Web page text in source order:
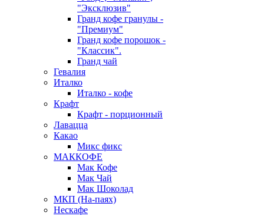
"Эксклюзив"
Гранд кофе гранулы -
"Премиум"
Гранд кофе порошок -
"Классик".
Гранд чай
Гевалия
Италко
Италко - кофе
Крафт
Крафт - порционный
Лавацца
Какао
Микс фикс
МАККОФЕ
Мак Кофе
Мак Чай
Мак Шоколад
МКП (На-паях)
Нескафе